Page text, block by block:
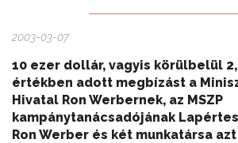
2003-03-07
10 ezer dollár, vagyis körülbelül
értékben adott megbízást a
Hivatal Ron Werbernek, az MSZP
kampánytanácsadójának
Ron Werber és két munkatársa